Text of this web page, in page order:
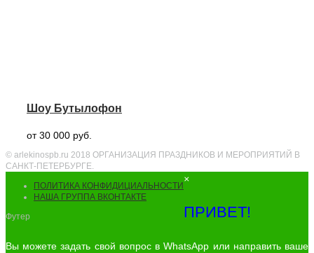
Шоу Бутылофон
от 30 000 руб.
© arlekinospb.ru 2018 ОРГАНИЗАЦИЯ ПРАЗДНИКОВ И МЕРОПРИЯТИЙ В
САНКТ-ПЕТЕРБУРГЕ.
ПОЛИТИКА КОНФИДИЦИАЛЬНОСТИ
НАША ГРУППА ВКОНТАКТЕ
Футер
×
ПРИВЕТ!
Вы можете задать свой вопрос в WhatsApp или направить ваше